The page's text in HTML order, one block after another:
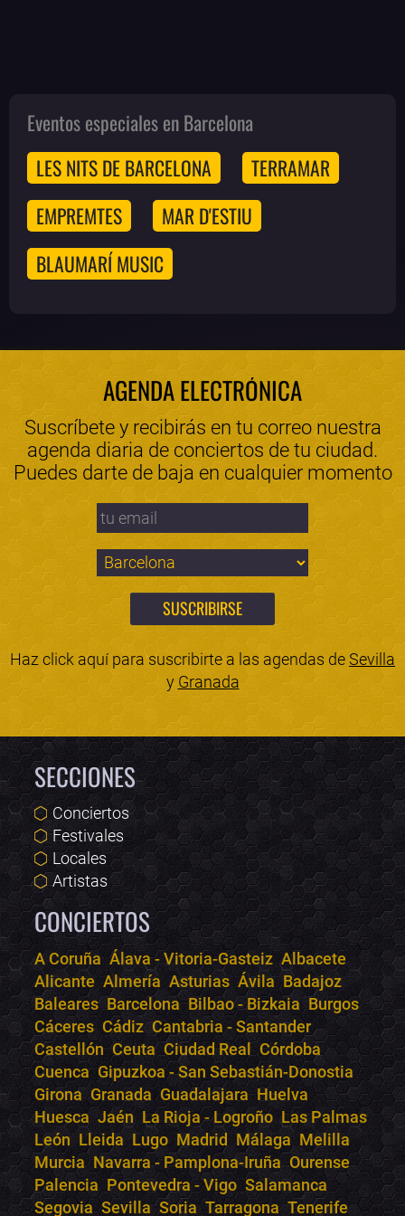
Eventos especiales en Barcelona
LES NITS DE BARCELONA
TERRAMAR
EMPREMTES
MAR D'ESTIU
BLAUMARÍ MUSIC
AGENDA ELECTRÓNICA
Suscríbete y recibirás en tu correo nuestra
agenda diaria de conciertos de tu ciudad.
Puedes darte de baja en cualquier momento
Haz click aquí para suscribirte a las agendas deSevilla
y Granada
SECCIONES
Conciertos
Festivales
Locales
Artistas
CONCIERTOS
A Coruña Álava - Vitoria-Gasteiz Albacete
Alicante Almería Asturias Ávila Badajoz
Baleares Barcelona Bilbao - Bizkaia Burgos
Cáceres Cádiz Cantabria - Santander
Castellón Ceuta Ciudad Real Córdoba
Cuenca Gipuzkoa - San Sebastián-Donostia
Girona Granada Guadalajara Huelva
Huesca Jaén La Rioja - Logroño Las Palmas
León Lleida Lugo Madrid Málaga Melilla
Murcia Navarra - Pamplona-Iruña Ourense
Palencia Pontevedra - Vigo Salamanca
Segovia Sevilla Soria Tarragona Tenerife
Bololoco · conciertos.club
Online · Te ayudo a encontrar conciertos